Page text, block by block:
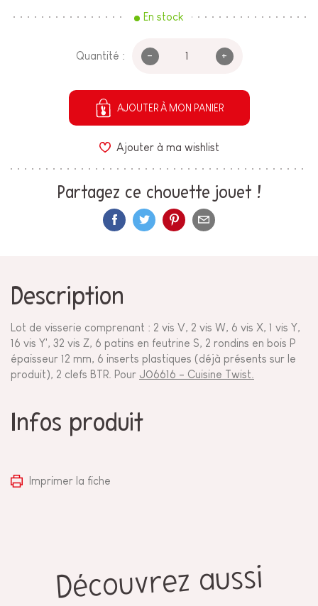
En stock
Quantité : - +
AJOUTER À MON PANIER
Ajouter à ma wishlist
Partagez ce chouette jouet !
Description
Lot de visserie comprenant : 2 vis V, 2 vis W, 6 vis X, 1 vis Y,
16 vis Y', 32 vis Z, 6 patins en feutrine S, 2 rondins en bois P
épaisseur 12 mm, 6 inserts plastiques (déjà présents sur le
produit), 2 clefs BTR. Pour J06616 - Cuisine Twist.
Infos produit
Imprimer la fiche
Découvrez aussi